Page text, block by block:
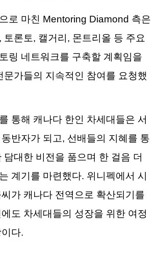
로 마친 Mentoring Diamond 측은
, 토론토, 캘거리, 몬트리올 등 주요
링 네트워크를 구축할 계획임을
문가들의 지속적인 참여를 요청했
통해 캐나다 한인 차세대들은 서
동반자가 되고, 선배들의 지혜를 통
담대한 비전을 품으며 한 걸음 더
계기를 마련했다. 위니펙에서 시
씨가 캐나다 전역으로 확산되기를
도 차세대들의 성장을 위한 여정
다.